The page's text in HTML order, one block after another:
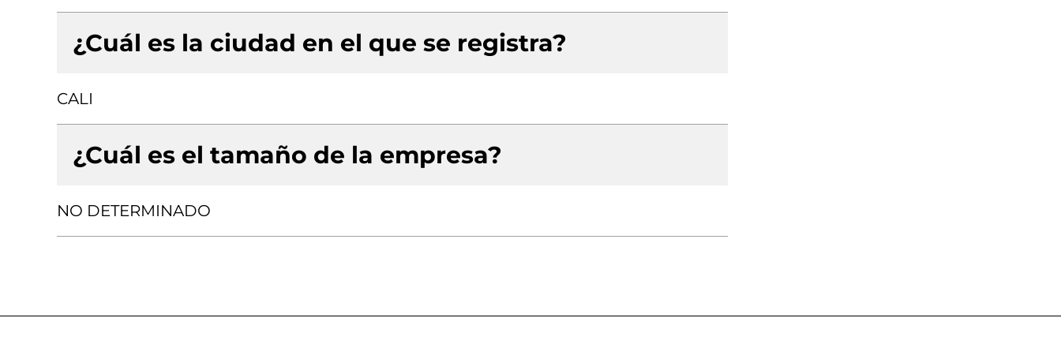
¿Cuál es la ciudad en el que se registra?
CALI
¿Cuál es el tamaño de la empresa?
NO DETERMINADO